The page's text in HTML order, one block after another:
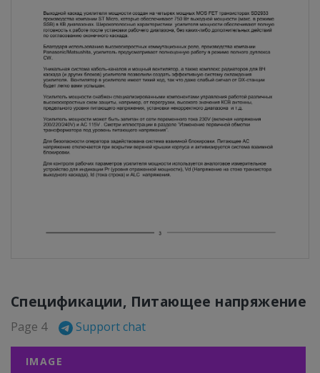
Спецификации, Питающее напряжение
Page 4 Support chat
IMAGE